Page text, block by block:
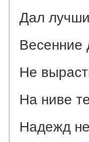
Дал
Весенние
Не
На ниве
Надежд